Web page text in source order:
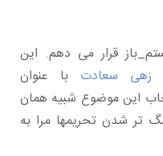
قرار می دهم. این
زهی سعادت با عنوان
این موضوع شبیه همان
تر شدن تحریمها مرا به